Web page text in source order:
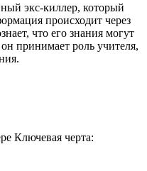
экс-киллер, который
происходит через
что его знания могут
принимает роль учителя,
Ключевая черта: